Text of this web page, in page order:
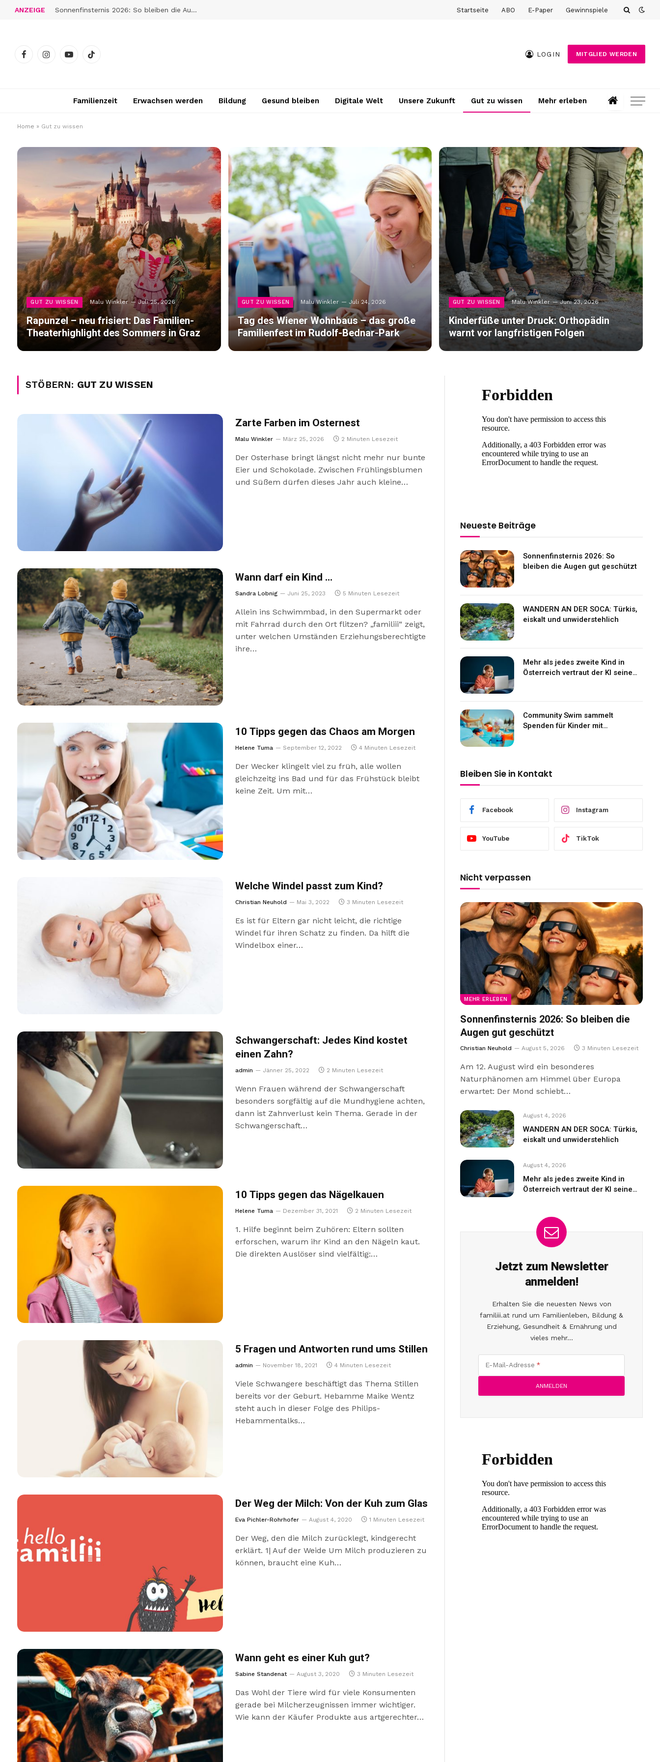
ANZEIGE WANDERN AN DER SOCA: Türkis, eiskalt und unwiderstehlich Startseite ABO E-Paper Gewinnspiele
FacebookInstagramYouTubeTikTok
LOGIN MITGLIED WERDEN
Familienzeit Erwachsen werden Bildung Gesund bleiben Digitale Welt Unsere Zukunft Gut zu wissen Mehr erleben
Home » Gut zu wissen
GUT ZU WISSEN Malu Winkler Juli 25, 2026
Rapunzel – neu frisiert: Das Familien-
Theaterhighlight des Sommers in Graz
GUT ZU WISSEN Malu Winkler Juli 24, 2026
Tag des Wiener Wohnbaus – das große
Familienfest im Rudolf-Bednar-Park
GUT ZU WISSEN Malu Winkler Juni 23, 2026
Kinderfüße unter Druck: Orthopädin
warnt vor langfristigen Folgen
STÖBERN: GUT ZU WISSEN
Zarte Farben im Osternest
Malu Winkler März 25, 2026 2 Minuten Lesezeit
Der Osterhase bringt längst nicht mehr nur bunte
Eier und Schokolade. Zwischen Frühlingsblumen
und Süßem dürfen dieses Jahr auch kleine…
Wann darf ein Kind …
Sandra Lobnig Juni 25, 2023 5 Minuten Lesezeit
Allein ins Schwimmbad, in den Supermarkt oder
mit Fahrrad durch den Ort flitzen? „familiii“ zeigt,
unter welchen Umständen Erziehungsberechtigte
ihre…
10 Tipps gegen das Chaos am Morgen
Helene Tuma September 12, 2022 4 Minuten Lesezeit
Der Wecker klingelt viel zu früh, alle wollen
gleichzeitg ins Bad und für das Frühstück bleibt
keine Zeit. Um mit…
Welche Windel passt zum Kind?
Christian Neuhold Mai 3, 2022 3 Minuten Lesezeit
Es ist für Eltern gar nicht leicht, die richtige
Windel für ihren Schatz zu finden. Da hilft die
Windelbox einer…
Schwangerschaft: Jedes Kind kostet
einen Zahn?
admin Jänner 25, 2022 2 Minuten Lesezeit
Wenn Frauen während der Schwangerschaft
besonders sorgfältig auf die Mundhygiene achten,
dann ist Zahnverlust kein Thema. Gerade in der
Schwangerschaft…
10 Tipps gegen das Nägelkauen
Helene Tuma Dezember 31, 2021 2 Minuten Lesezeit
1. Hilfe beginnt beim Zuhören: Eltern sollten
erforschen, warum ihr Kind an den Nägeln kaut.
Die direkten Auslöser sind vielfältig:…
5 Fragen und Antworten rund ums Stillen
admin November 18, 2021 4 Minuten Lesezeit
Viele Schwangere beschäftigt das Thema Stillen
bereits vor der Geburt. Hebamme Maike Wentz
steht auch in dieser Folge des Philips-
Hebammentalks…
Der Weg der Milch: Von der Kuh zum Glas
Eva Pichler-Rohrhofer August 4, 2020 1 Minuten Lesezeit
Der Weg, den die Milch zurücklegt, kindgerecht
erklärt. 1| Auf der Weide Um Milch produzieren zu
können, braucht eine Kuh…
Wann geht es einer Kuh gut?
Sabine Standenat August 3, 2020 3 Minuten Lesezeit
Das Wohl der Tiere wird für viele Konsumenten
gerade bei Milcherzeugnissen immer wichtiger.
Wie kann der Käufer Produkte aus artgerechter…
Neueste Beiträge
Sonnenfinsternis 2026: So
bleiben die Augen gut geschützt
WANDERN AN DER SOCA: Türkis,
eiskalt und unwiderstehlich
Mehr als jedes zweite Kind in
Österreich vertraut der KI seine
Community Swim sammelt
Spenden für Kinder mit
Bleiben Sie in Kontakt
Facebook Instagram
YouTube TikTok
Nicht verpassen
MEHR ERLEBEN
Sonnenfinsternis 2026: So bleiben die
Augen gut geschützt
Christian Neuhold August 5, 2026 3 Minuten Lesezeit
Am 12. August wird ein besonderes
Naturphänomen am Himmel über Europa
erwartet: Der Mond schiebt…
August 4, 2026
WANDERN AN DER SOCA: Türkis,
eiskalt und unwiderstehlich
August 4, 2026
Mehr als jedes zweite Kind in
Österreich vertraut der KI seine
Jetzt zum Newsletter
anmelden!
Erhalten Sie die neuesten News von
familiii.at rund um Familienleben, Bildung &
Erziehung, Gesundheit & Ernährung und
vieles mehr...
E-Mail-Adresse